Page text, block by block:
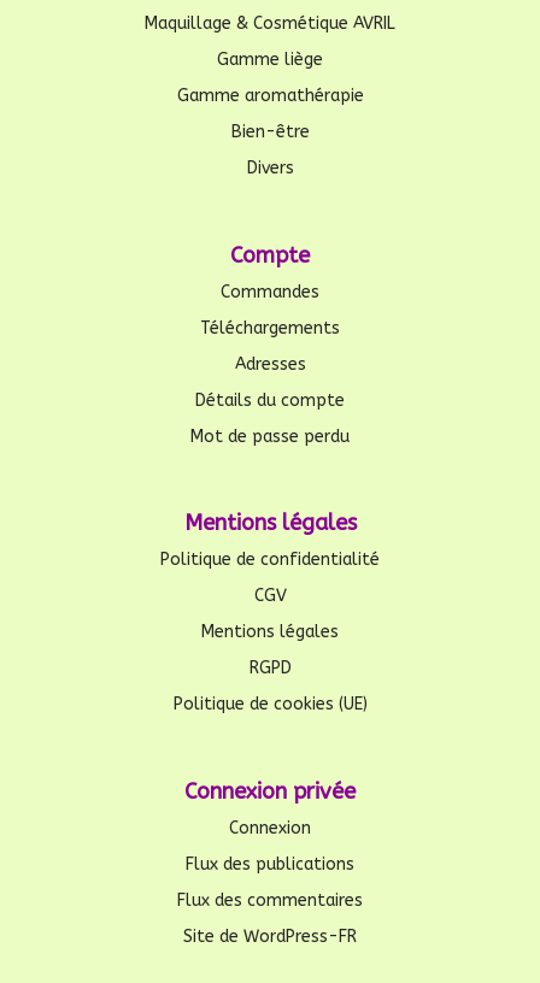
Maquillage & Cosmétique AVRIL
Gamme liège
Gamme aromathérapie
Bien-être
Divers
Compte
Commandes
Téléchargements
Adresses
Détails du compte
Mot de passe perdu
Mentions légales
Politique de confidentialité
CGV
Mentions légales
RGPD
Politique de cookies (UE)
Connexion privée
Connexion
Flux des publications
Flux des commentaires
Site de WordPress-FR